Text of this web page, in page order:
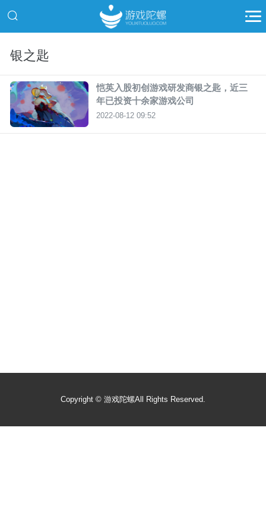
银之匙
恺英入股初创游戏研发商银之匙，近三
年已投资十余家游戏公司
2022-08-12 09:52
Copyright © 游戏陀螺All Rights Reserved.